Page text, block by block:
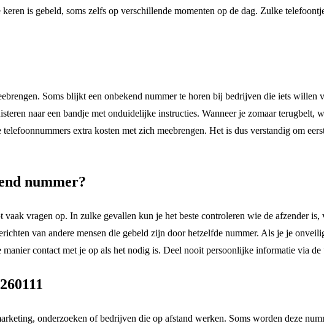
is gebeld, soms zelfs op verschillende momenten op de dag. Zulke
Soms blijkt een onbekend nummer te horen bij bedrijven die iets
naar een bandje met onduidelijke instructies. Wanneer je zomaar terugbelt,
extra kosten met zich meebrengen. Het is dus verstandig om
nummer?
vragen op. In zulke gevallen kun je het beste controleren wie de afzender
van andere mensen die gebeld zijn door hetzelfde nummer. Als je je
contact met je op als het nodig is. Deel nooit persoonlijke informatie via
onderzoeken of bedrijven die op afstand werken. Soms worden deze